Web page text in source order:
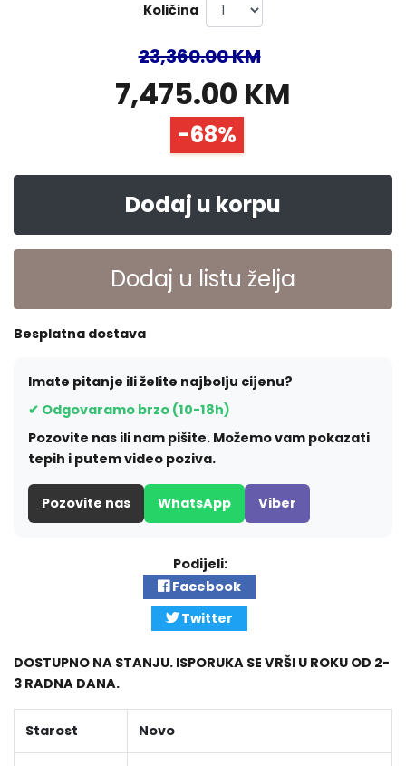
Količina
23,360.00 KM
7,475.00 KM
-68%
Dodaj u korpu
Dodaj u listu želja
Besplatna dostava
Imate pitanje ili želite najbolju cijenu?
✔ Odgovaramo brzo (10-18h)
Pozovite nas ili nam pišite. Možemo vam pokazati
tepih i putem video poziva.
Pozovite nas WhatsApp Viber
Podijeli:
Facebook
Twitter
DOSTUPNO NA STANJU. ISPORUKA SE VRŠI U ROKU OD 2-
3 RADNA DANA.
Starost Novo